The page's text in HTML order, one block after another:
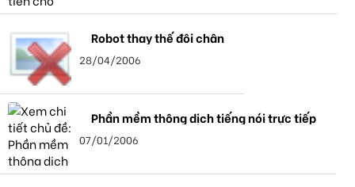
Robot thay thế đôi chân
28/04/2006
Phần mềm thông dịch tiếng nói trực tiếp
07/01/2006